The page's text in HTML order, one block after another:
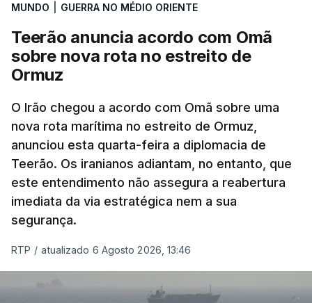
que já colaborou com a Administração norte-
americana em projetos no Médio Oriente,
nomeadamente no Iraque.
militar deverá ficar nos 60 por cento de
território de Gaza que Israel controla e a cerca
de 1,5 quilómetros da fronteira com Israel.
Permite, desta forma, uma extração rápida em
caso de ataque.
Segundo um funcionário do Conselho de Paz, a
organização está na “fase final de preparação de
MUNDO GUERRA NO MÉDIO ORIENTE
Teerão anuncia acordo com Omã
sobre nova rota no estreito de
Ormuz
O Irão chegou a acordo com Omã sobre uma
nova rota marítima no estreito de Ormuz,
anunciou esta quarta-feira a diplomacia de
Teerão. Os iranianos adiantam, no entanto, que
este entendimento não assegura a reabertura
imediata da via estratégica nem a sua
segurança.
RTP / atualizado 6 Agosto 2026, 13:46